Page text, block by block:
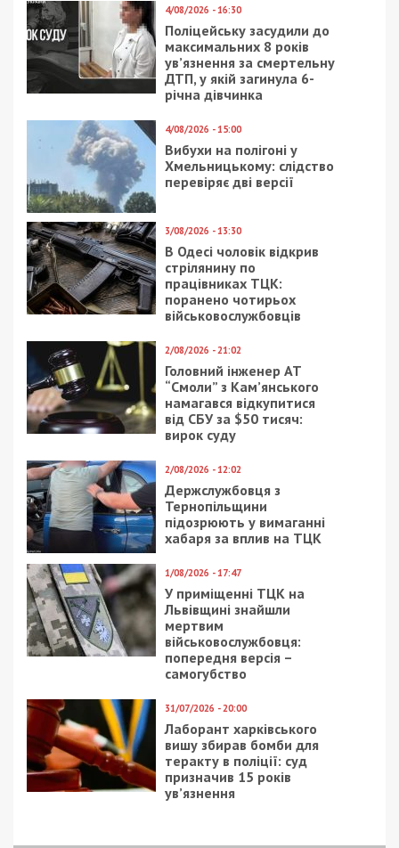
Нікопольський район
Дніпропетровщини
дронами
інтернет: на
Миколаївщині
затримали
організатора схеми
18/10/2021 - 18:00
Коронавирус в
Днепропетровской
области: заполнены
почти 80% мест в
больницах
Дніпровська міська
влада відзвітувала про
стан справ станом на
ранок 21 лютого
У Хмельницькому директора мовної школи
підозрюють у розбещенні учениць